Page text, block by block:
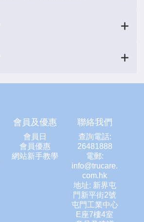
會員及優惠
會員日
會員優惠
網站新手教學
聯絡我們
查詢電話:
26481888
電郵:
info@trucare.
com.hk
地址: 新界屯
門新平街2號
屯門工業中心
E座7樓4室